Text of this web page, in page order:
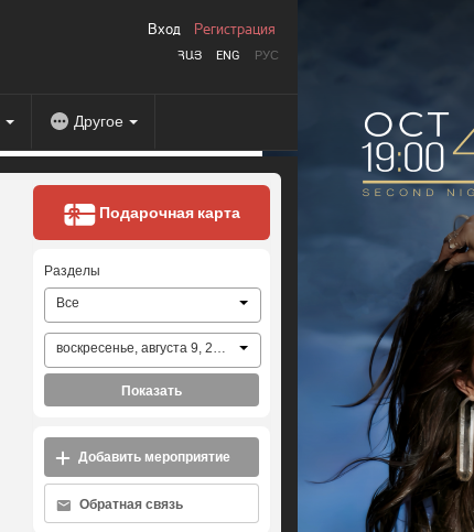
ՀԱՅ ENG РУС
Вход Регистрация
Другое
Подарочная карта
Разделы
Все
воскресенье, августа 9, 2026
Показать
Добавить мероприятие
Обратная связь